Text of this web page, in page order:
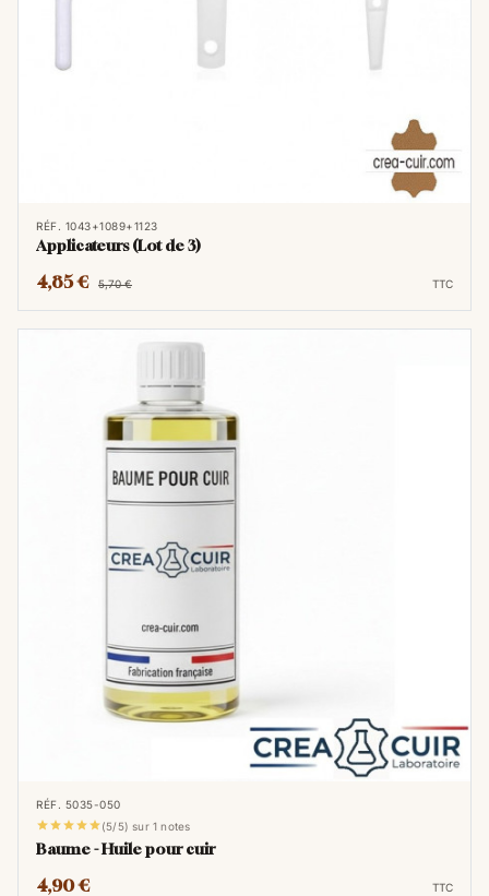
RÉF. 1043+1089+1123
Applicateurs (Lot de 3)
4,85 € 5,70 € TTC
RÉF. 5035-050
(5/5) sur 1 notes
Baume - Huile pour cuir
4,90 € TTC